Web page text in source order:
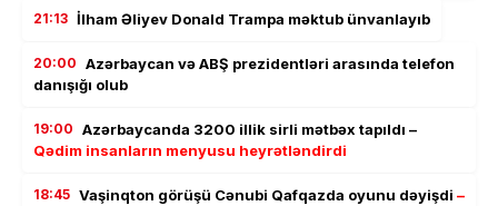
21:13 İlham Əliyev Donald Trampa məktub ünvanlayıb
20:00 Azərbaycan və ABŞ prezidentləri arasında telefon
danışığı olub
19:00 Azərbaycanda 3200 illik sirli mətbəx tapıldı –
Qədim insanların menyusu heyrətləndirdi
18:45 Vaşinqton görüşü Cənubi Qafqazda oyunu dəyişdi –